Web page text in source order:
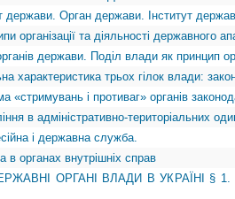
держави. Орган держави. Інститут
організації та діяльності державного
держави. Поділ влади як принцип
характеристика трьох гілок влади:
«стримувань і противаг» органів
в адміністративно-територіальних
і державна служба.
в органах внутрішніх справ
ОРГАНІ ВЛАДИ В УКРАЇНІ § 1.